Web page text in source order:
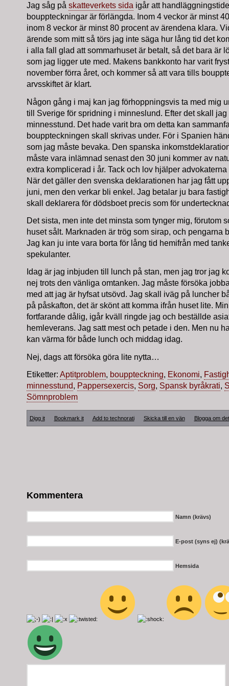
Jag såg på skatteverkets sida igår att
bouppteckningar är förlängda. Inom 4 veckor är minst
inom 8 veckor är minst 80 procent av ärendena klara.
ärende som mitt så törs jag inte säga hur lång tid det
i alla fall glad att sommarhuset är betalt, så det bara är
som jag ligger ute med. Makens bankkonto har varit
november förra året, och kommer så att vara tills
arvsskiftet är klart.
Någon gång i maj kan jag förhoppningsvis ta med mig
till Sverige för spridning i minneslund. Efter det skall
minnesstund. Det hade varit bra om detta kan
bouppteckningen skall skrivas under. För i Spanien
som jag måste bevaka. Den spanska
måste vara inlämnad senast den 30 juni kommer av
extra komplicerad i år. Tack och lov hjälper
När det gäller den svenska deklarationen har jag fått
juni, men den verkar bli enkel. Jag betalar ju bara
skall deklarera för dödsboet precis som för
Det sista, men inte det minsta som tynger mig, förutom
huset sålt. Marknaden är trög som sirap, och pengarna
Jag kan ju inte vara borta för lång tid hemifrån med
spekulanter.
Idag är jag inbjuden till lunch på stan, men jag tror jag
nej trots den vänliga omtanken. Jag måste försöka
med att jag är hyfsat utsövd. Jag skall iväg på luncher
på påskafton, det är skönt att komma ifrån huset lite.
fortfarande dålig, igår kväll ringde jag och beställde
hemleverans. Jag satt mest och petade i den. Men nu
kan värma för både lunch och middag idag.
Nej, dags att försöka göra lite nytta…
Etiketter: Aptitproblem, bouppteckning, Ekonomi,
minnesstund, Pappersexercis, Sorg, Spansk byråkrati,
Sömnproblem
Digg it Bookmark it Add to technorati Skicka till en vän Blogga om det
Kommentera
Namn (krävs)
E-post (syns ej)
Hemsida